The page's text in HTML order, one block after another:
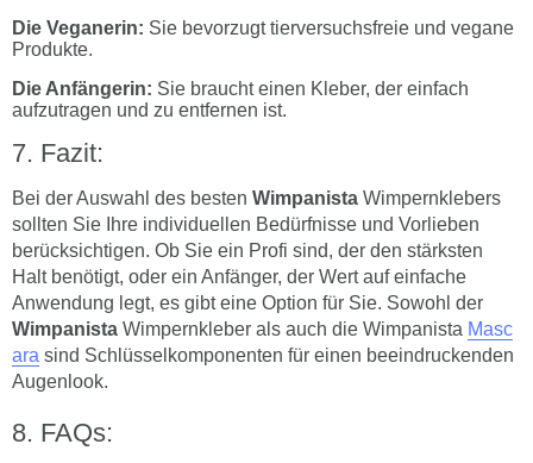
Die Veganerin: Sie bevorzugt tierversuchsfreie und vegane
Produkte.
Die Anfängerin: Sie braucht einen Kleber, der einfach
aufzutragen und zu entfernen ist.
Fazit:
Bei der Auswahl des besten Wimpanista Wimpernklebers
sollten Sie Ihre individuellen Bedürfnisse und Vorlieben
berücksichtigen. Ob Sie ein Profi sind, der den stärksten
Halt benötigt, oder ein Anfänger, der Wert auf einfache
Anwendung legt, es gibt eine Option für Sie. Sowohl der
Wimpanista Wimpernkleber als auch die Wimpanista Masc
ara sind Schlüsselkomponenten für einen beeindruckenden
Augenlook.
FAQs: